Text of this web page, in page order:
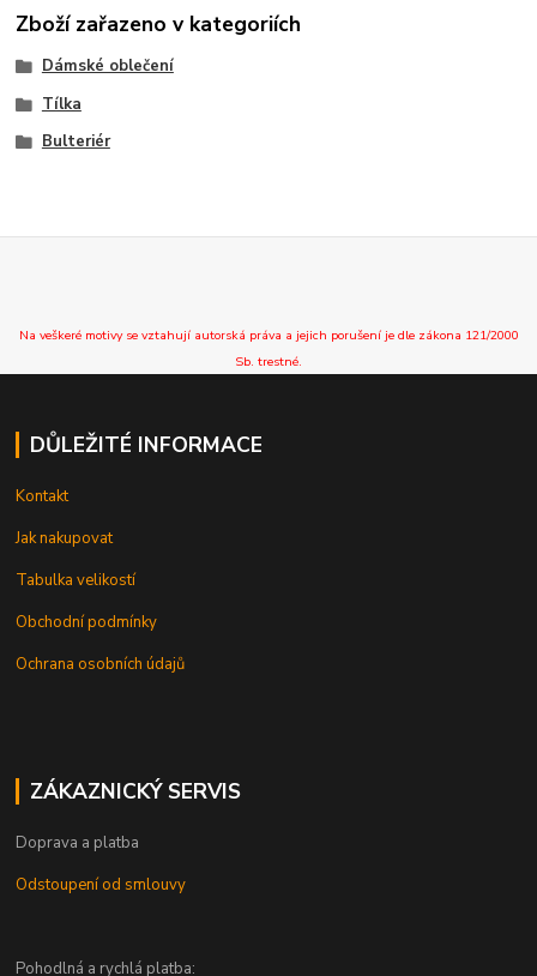
Zboží zařazeno v kategoriích
Dámské oblečení
Tílka
Bulteriér
Na veškeré motivy se vztahují autorská práva a jejich porušení je dle zákona 121/2000
Sb. trestné.
DŮLEŽITÉ INFORMACE
Kontakt
Jak nakupovat
Tabulka velikostí
Obchodní podmínky
Ochrana osobních údajů
ZÁKAZNICKÝ SERVIS
Doprava a platba
Odstoupení od smlouvy
Pohodlná a rychlá platba: